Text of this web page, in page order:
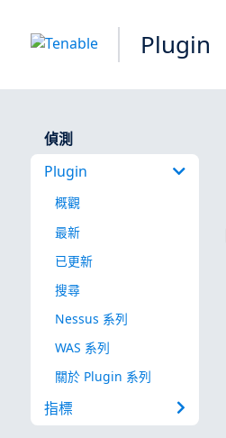
Plugin
偵測
Plugin
概觀
最新
已更新
搜尋
Nessus 系列
WAS 系列
關於 Plugin 系列
指標